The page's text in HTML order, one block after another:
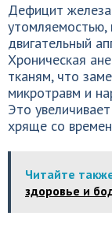
Дефицит
утомляемостью,
двигательный
Хроническая
тканям, что
микротравм и
Это
хряще со
Читайте
здоровье и